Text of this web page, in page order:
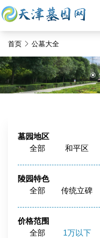
首页 公墓大全
墓园地区
全部
和平区
西青区
静海区
宝坻区
滨海新区
周边
陵园特色
全部
传统立碑
骨灰寄存
花园环境
福泽之地
价格范围
全部
1万以下